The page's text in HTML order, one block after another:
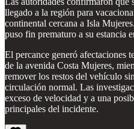
llegado a la región para
continental cercana a Isla
puso fin prematuro a su estancia
El percance generó afectaciones
de la avenida Costa Mujeres,
remover los restos del vehículo
circulación normal. Las
exceso de velocidad y a una
principales del incidente.